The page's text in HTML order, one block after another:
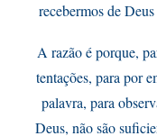
recebermos de
A razão é porque,
tentações, para por
palavra, para
Deus, não são